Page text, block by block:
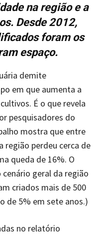
na região e a
Desde 2012,
foram os
espaço.
demite
em que aumenta a
É o que revela
pesquisadores do
mostra que entre
região perdeu cerca de
queda de 16%. O
geral da região
criados mais de 500
de 5% em sete anos.)
no relatório